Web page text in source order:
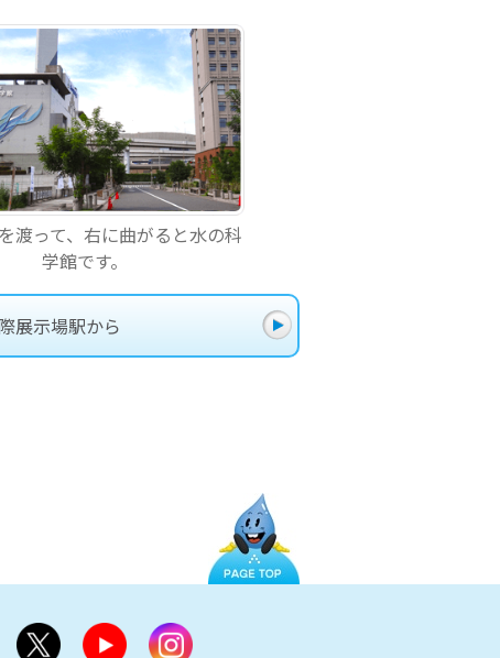
渡って、右に曲がると水の科
学館です。
展示場駅から